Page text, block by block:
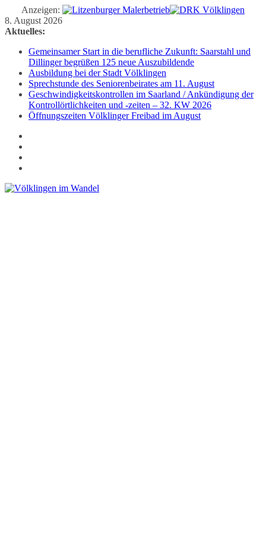
Anzeigen:
Zum
Inhalt
8. August 2026
Aktuelles:
Gemeinsamer Start in die berufliche Zukunft: Saarstahl und
Dillinger begrüßen 125 neue Auszubildende
Ausbildung bei der Stadt Völklingen
Sprechstunde des Seniorenbeirates am 11. August
Geschwindigkeitskontrollen im Saarland / Ankündigung der
Kontrollörtlichkeiten und -zeiten – 32. KW 2026
Öffnungszeiten Völklinger Freibad im August